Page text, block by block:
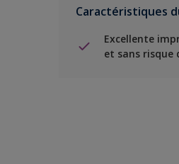
Caractéristiques
Excellente
et sans risque